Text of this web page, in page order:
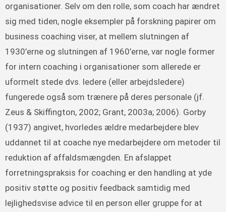
organisationer. Selv om den rolle, som coach har ændret
sig med tiden, nogle eksempler på forskning papirer om
business coaching viser, at mellem slutningen af
1930’erne og slutningen af 1960’erne, var nogle former
for intern coaching i organisationer som allerede er
uformelt stede dvs. ledere (eller arbejdsledere)
fungerede også som trænere på deres personale (jf.
Zeus & Skiffington, 2002; Grant, 2003a; 2006). Gorby
(1937) angivet, hvorledes ældre medarbejdere blev
uddannet til at coache nye medarbejdere om metoder til
reduktion af affaldsmængden. En afslappet
forretningspraksis for coaching er den handling at yde
positiv støtte og positiv feedback samtidig med
lejlighedsvise advice til en person eller gruppe for at